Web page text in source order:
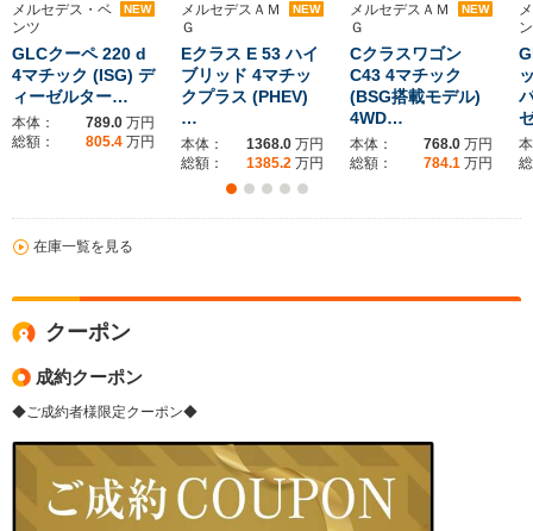
メルセデス・ベ
ンツ
NEW
GLCクーペ 220 d
4マチック (ISG) デ
ィーゼルター…
本体： 789.0 万円
総額：
805.4 万円
メルセデスＡＭ
Ｇ
NEW
Eクラス E 53 ハイ
ブリッド 4マチッ
クプラス (PHEV)
…
本体： 1368.0 万円
総額：
1385.2 万円
メルセデスＡＭ
Ｇ
NEW
Cクラスワゴン
C43 4マチック
(BSG搭載モデル)
4WD…
本体： 768.0 万円
総額：
784.1 万円
在庫一覧を見る
クーポン
成約クーポン
◆ご成約者様限定クーポン◆